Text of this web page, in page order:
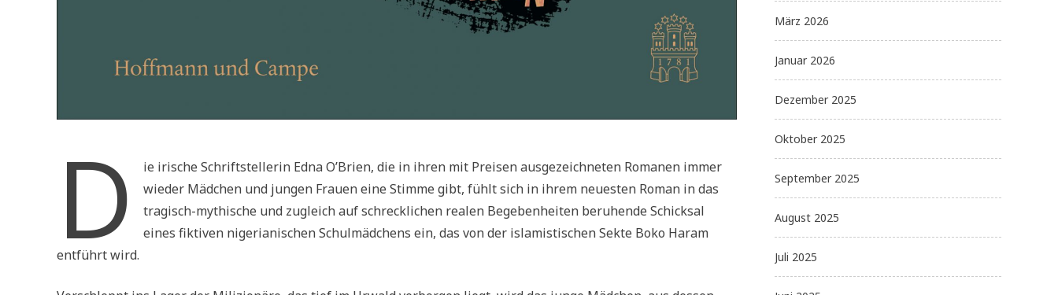
D
ie irische Schriftstellerin Edna O’Brien, die in ihren mit Preisen ausgezeichneten Romanen immer
wieder Mädchen und jungen Frauen eine Stimme gibt, fühlt sich in ihrem neuesten Roman in das
tragisch-mythische und zugleich auf schrecklichen realen Begebenheiten beruhende Schicksal
eines fiktiven nigerianischen Schulmädchens ein, das von der islamistischen Sekte Boko Haram
entführt wird.
März 2026
Januar 2026
Dezember 2025
Oktober 2025
September 2025
August 2025
Juli 2025